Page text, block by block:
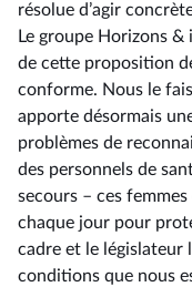
résolue d’agir
Le groupe Horizons
de cette proposition
conforme. Nous le
apporte désormais
problèmes de
des personnels de
secours –⁠ ces
chaque jour pour
cadre et le législateur
conditions que nous